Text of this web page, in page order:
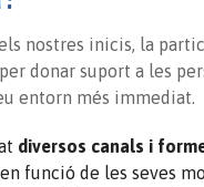
nostres inicis, la
donar suport a les
entorn més immediat.
diversos canals i
funció de les seves